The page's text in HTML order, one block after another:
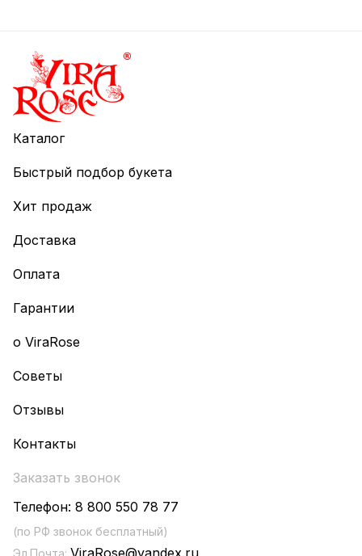
Каталог
Быстрый подбор букета
Хит продаж
Доставка
Оплата
Гарантии
о ViraRose
Советы
Отзывы
Контакты
Заказать звонок
Телефон: 8 800 550 78 77
(по РФ звонок бесплатный)
Эл.Почта: